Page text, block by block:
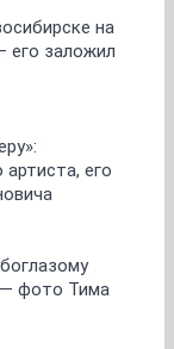
на
его заложил
артиста, его
— фото Тима